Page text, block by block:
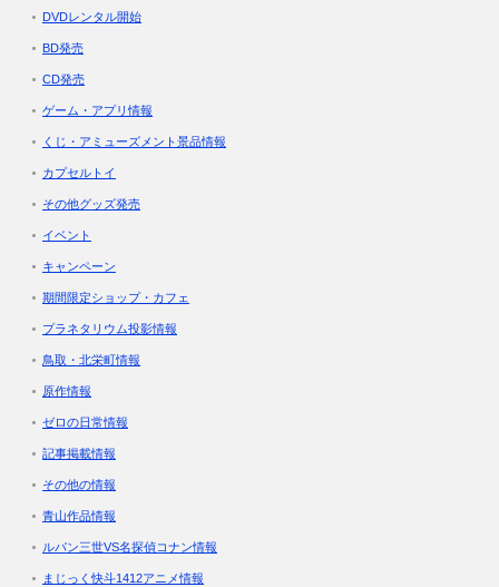
DVDレンタル開始
BD発売
CD発売
ゲーム・アプリ情報
くじ・アミューズメント景品情報
カプセルトイ
その他グッズ発売
イベント
キャンペーン
期間限定ショップ・カフェ
プラネタリウム投影情報
鳥取・北栄町情報
原作情報
ゼロの日常情報
記事掲載情報
その他の情報
青山作品情報
ルパン三世VS名探偵コナン情報
まじっく快斗1412アニメ情報